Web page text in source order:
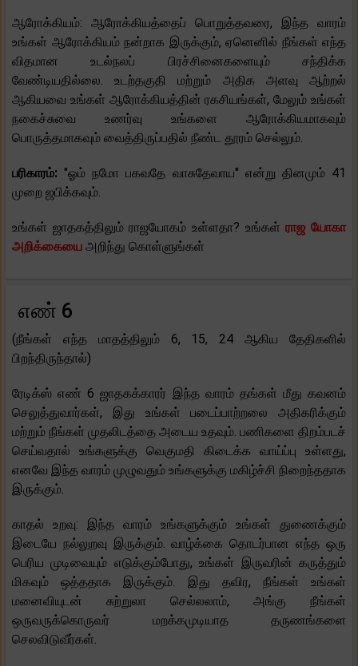
ஆரோக்கியம்: ஆரோக்கியத்தைப் பொறுத்தவரை, இந்த வாரம்
உங்கள் ஆரோக்கியம் நன்றாக இருக்கும், ஏனெனில் நீங்கள் எந்த
விதமான உடல்நலப் பிரச்சினைகளையும் சந்திக்க
வேண்டியதில்லை. உடற்தகுதி மற்றும் அதிக அளவு ஆற்றல்
ஆகியவை உங்கள் ஆரோக்கியத்தின் ரகசியங்கள், மேலும் உங்கள்
நகைச்சுவை உணர்வு உங்களை ஆரோக்கியமாகவும்
பொருத்தமாகவும் வைத்திருப்பதில் நீண்ட தூரம் செல்லும்.
பரிகாரம்:"ஓம் நமோ பகவதே வாசுதேவாய" என்று தினமும் 41
முறை ஜபிக்கவும்.
உங்கள் ஜாதகத்திலும் ராஜயோகம் உள்ளதா? உங்கள்ராஜ யோகா
அறிக்கையை அறிந்து கொள்ளுங்கள்
எண் 6
(நீங்கள் எந்த மாதத்திலும் 6, 15, 24 ஆகிய தேதிகளில்
பிறந்திருந்தால்)
ரேடிக்ஸ் எண் 6 ஜாதகக்காரர் இந்த வாரம் தங்கள் மீது கவனம்
செலுத்துவார்கள், இது உங்கள் படைப்பாற்றலை அதிகரிக்கும்
மற்றும் நீங்கள் முதலிடத்தை அடைய உதவும். பணிகளை திறம்படச்
செய்வதால் உங்களுக்கு வெகுமதி கிடைக்க வாய்ப்பு உள்ளது,
எனவே இந்த வாரம் முழுவதும் உங்களுக்கு மகிழ்ச்சி நிறைந்ததாக
இருக்கும்.
காதல் உறவு: இந்த வாரம் உங்களுக்கும் உங்கள் துணைக்கும்
இடையே நல்லுறவு இருக்கும். வாழ்க்கை தொடர்பான எந்த ஒரு
பெரிய முடிவையும் எடுக்கும்போது, ​​உங்கள் இருவரின் கருத்தும்
மிகவும் ஒத்ததாக இருக்கும். இது தவிர, நீங்கள் உங்கள்
மனைவியுடன் சுற்றுலா செல்லலாம், அங்கு நீங்கள்
ஒருவருக்கொருவர் மறக்கமுடியாத தருணங்களை
செலவிடுவீர்கள்.